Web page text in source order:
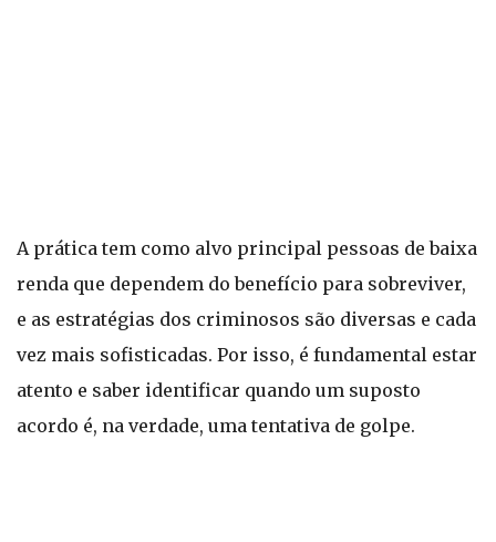
A prática tem como alvo principal pessoas de baixa
renda que dependem do benefício para sobreviver,
e as estratégias dos criminosos são diversas e cada
vez mais sofisticadas. Por isso, é fundamental estar
atento e saber identificar quando um suposto
acordo é, na verdade, uma tentativa de golpe.